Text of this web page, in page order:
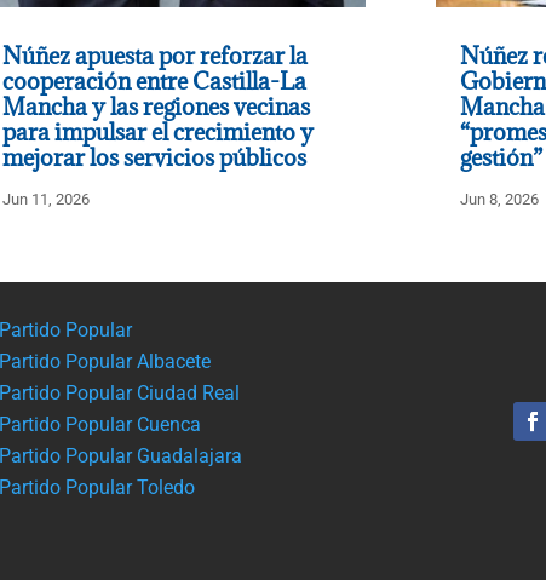
Núñez apuesta por reforzar la
cooperación entre Castilla-La
Mancha y las regiones vecinas
para impulsar el crecimiento y
mejorar los servicios públicos
Jun 11, 2026
Núñez
gestión”
Jun 8, 2026
Partido Popular
Partido Popular Albacete
Partido Popular Ciudad Real
Partido Popular Cuenca
Partido Popular Guadalajara
Partido Popular Toledo